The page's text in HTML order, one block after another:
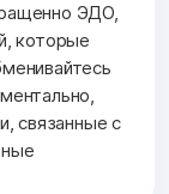
ЭДО,
которые
связанные с